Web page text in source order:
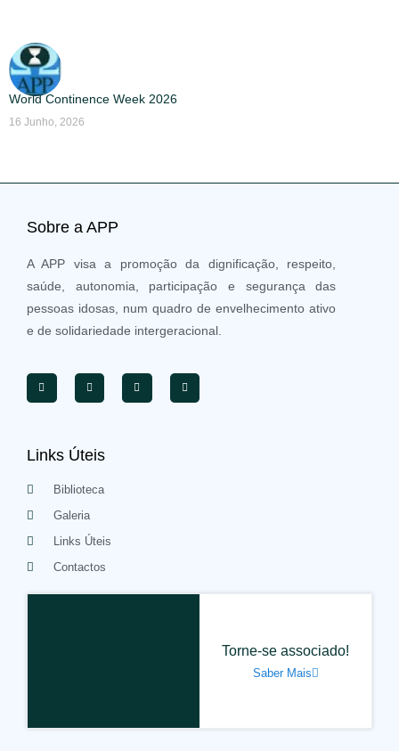
World Continence Week 2026
16 Junho, 2026
Sobre a APP
A APP visa a promoção da dignificação, respeito,
saúde, autonomia, participação e segurança das
pessoas idosas, num quadro de envelhecimento ativo
e de solidariedade intergeracional.
Links Úteis
Biblioteca
Galeria
Links Úteis
Contactos
Torne-se associado!
Saber Mais